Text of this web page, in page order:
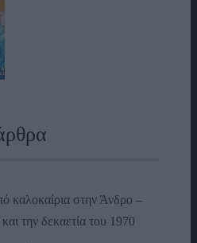
καλοκαίρια στην Άνδρο –
την δεκαετία του 1970